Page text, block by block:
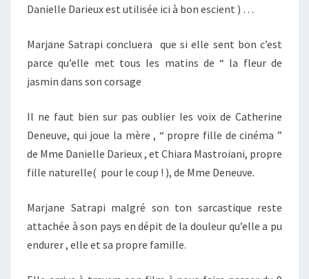
Danielle Darieux est utilisée ici à bon escient ) …
Marjane Satrapi concluera que si elle sent bon c’est
parce qu’elle met tous les matins de “ la fleur de
jasmin dans son corsage
Il ne faut bien sur pas oublier les voix de Catherine
Deneuve, qui joue la mère , “ propre fille de cinéma ”
de Mme Danielle Darieux , et Chiara Mastroiani, propre
fille naturelle( pour le coup ! ), de Mme Deneuve.
Marjane Satrapi malgré son ton sarcastique reste
attachée à son pays en dépit de la douleur qu’elle a pu
endurer , elle et sa propre famille.